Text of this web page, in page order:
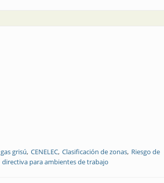
gas grisú CENELEC Clasificación de zonas Riesgo de
directiva para ambientes de trabajo